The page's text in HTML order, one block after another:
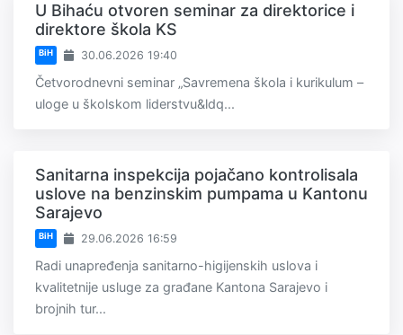
U Bihaću otvoren seminar za direktorice i
direktore škola KS
BiH 30.06.2026 19:40
Četvorodnevni seminar „Savremena škola i kurikulum –
uloge u školskom liderstvu&ldq...
Sanitarna inspekcija pojačano kontrolisala
uslove na benzinskim pumpama u Kantonu
Sarajevo
BiH 29.06.2026 16:59
Radi unapređenja sanitarno-higijenskih uslova i
kvalitetnije usluge za građane Kantona Sarajevo i
brojnih tur...